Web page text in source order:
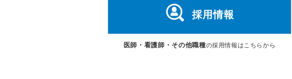
採用情報
医師・看護師・その他職種の採用情報はこちらから